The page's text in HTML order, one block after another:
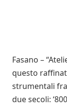
Fasano –
questo
strumentali
due secoli: